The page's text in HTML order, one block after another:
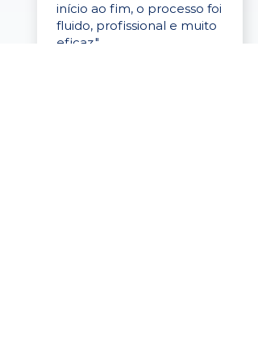
início ao fim, o processo foi
fluido, profissional e muito
eficaz."